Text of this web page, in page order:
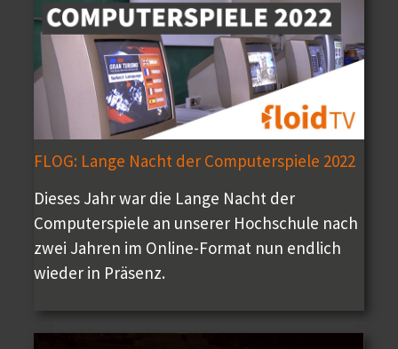
FLOG: Lange Nacht der Computerspiele 2022
Dieses Jahr war die Lange Nacht der
Computerspiele an unserer Hochschule nach
zwei Jahren im Online-Format nun endlich
wieder in Präsenz.